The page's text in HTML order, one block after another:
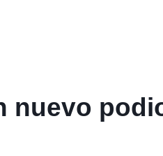
nuevo